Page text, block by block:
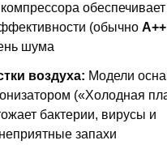
(обычно A++
шума
воздуха: Модели
(«Холодная
бактерии, вирусы и
запахи